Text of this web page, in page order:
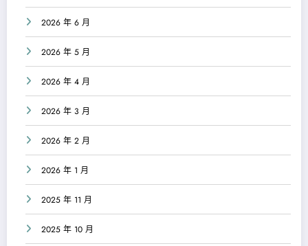
2026 年 6 月
2026 年 5 月
2026 年 4 月
2026 年 3 月
2026 年 2 月
2026 年 1 月
2025 年 11 月
2025 年 10 月